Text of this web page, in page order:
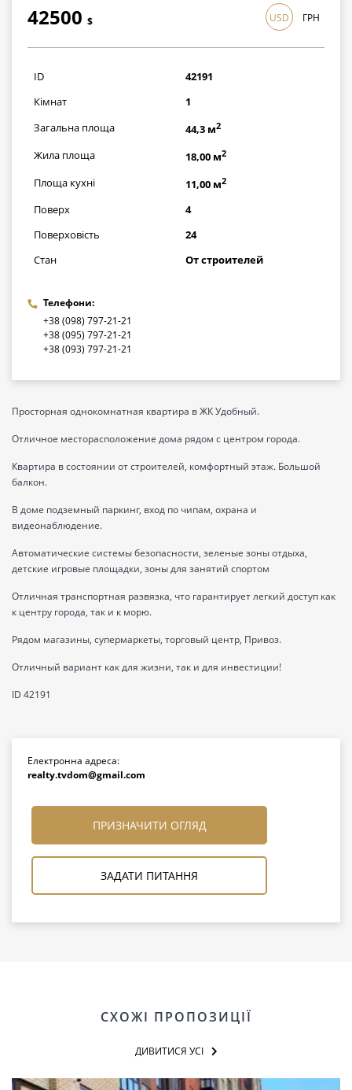
42500 $
1232500грн
USD ГРН
ID
42191
Кімнат
1
Загальна площа
44,3 м2
Жила площа 18,00 м2
Площа кухні 11,00 м2
Поверх
4
Поверховість
24
Стан
От строителей
Телефони:
+38 (098) 797-21-21
+38 (095) 797-21-21
+38 (093) 797-21-21
Просторная однокомнатная квартира в ЖК Удобный.
Отличное месторасположение дома рядом с центром города.
Квартира в состоянии от строителей, комфортный этаж. Большой
балкон.
В доме подземный паркинг, вход по чипам, охрана и
видеонаблюдение.
Автоматические системы безопасности, зеленые зоны отдыха,
детские игровые площадки, зоны для занятий спортом
Отличная транспортная развязка, что гарантирует легкий доступ как
к центру города, так и к морю.
Рядом магазины, супермаркеты, торговый центр, Привоз.
Отличный вариант как для жизни, так и для инвестиции!
ID 42191
Електронна адреса:
realty.tvdom@gmail.com
ПРИЗНАЧИТИ ОГЛЯД
ЗАДАТИ ПИТАННЯ
СХОЖІ ПРОПОЗИЦІЇ
ДИВИТИСЯ УСІ